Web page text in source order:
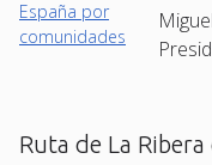
Ruta de La